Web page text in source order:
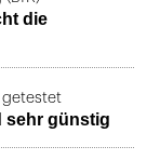
die
getestet
sehr günstig